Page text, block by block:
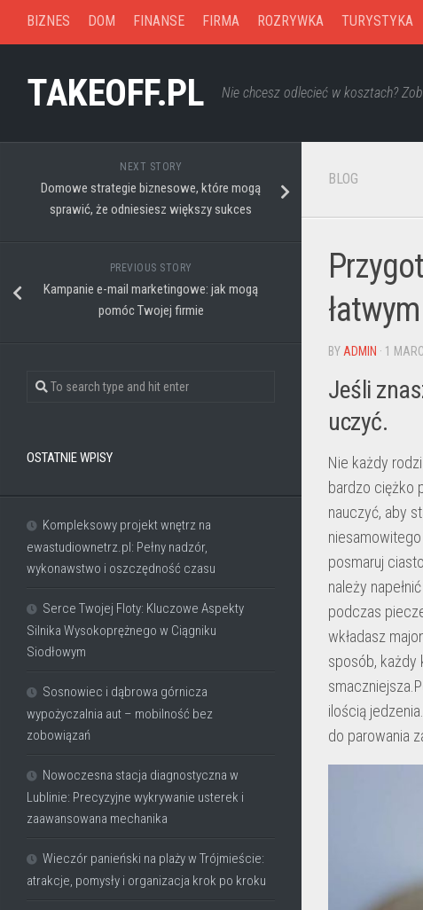
BIZNES DOM FINANSE FIRMA ROZRYWKA TURYSTYKA
TAKEOFF.PL Nie chcesz odlecieć w kosztach?
BLOG
BY ADMIN · 1
Jeśli
uczyć.
Nie każdy
bardzo ciężko
nauczyć, aby
posmaruj
należy
podczas
wkładasz
sposób, każdy
ilością
do parowania
NEXT STORY
Domowe strategie biznesowe, które mogą
sprawić, że odniesiesz większy sukces
PREVIOUS STORY
Kampanie e-mail marketingowe: jak mogą
pomóc Twojej firmie
OSTATNIE WPISY
Kompleksowy projekt wnętrz na
ewastudiownetrz.pl: Pełny nadzór,
wykonawstwo i oszczędność czasu
Serce Twojej Floty: Kluczowe Aspekty
Silnika Wysokoprężnego w Ciągniku
Siodłowym
Sosnowiec i dąbrowa górnicza
wypożyczalnia aut – mobilność bez
zobowiązań
Nowoczesna stacja diagnostyczna w
Lublinie: Precyzyjne wykrywanie usterek i
zaawansowana mechanika
Wieczór panieński na plaży w Trójmieście:
atrakcje, pomysły i organizacja krok po kroku